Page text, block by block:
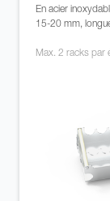
En acier
15-20 mm,
Max. 2 racks par